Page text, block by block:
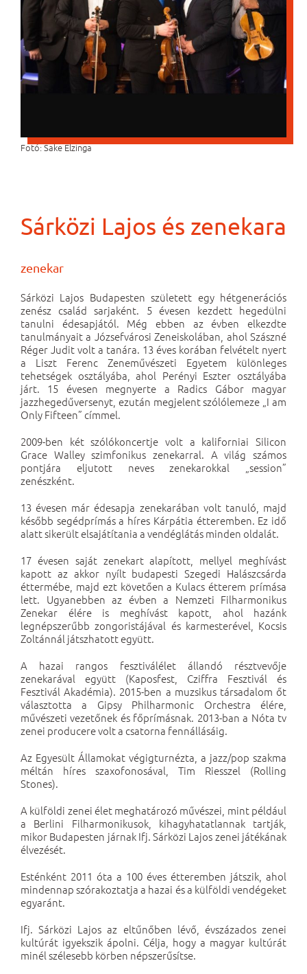
Fotó: Sake Elzinga
Sárközi Lajos és zenekara
zenekar
Sárközi Lajos Budapesten született egy hétgenerációs
zenész család sarjaként. 5 évesen kezdett hegedülni
tanulni édesapjától. Még ebben az évben elkezdte
tanulmányait a Józsefvárosi Zeneiskolában, ahol Szászné
Réger Judit volt a tanára. 13 éves korában felvételt nyert
a Liszt Ferenc Zeneművészeti Egyetem különleges
tehetségek osztályába, ahol Perényi Eszter osztályába
járt. 15 évesen megnyerte a Radics Gábor magyar
jazzhegedűversenyt, ezután megjelent szólólemeze „I am
Only Fifteen” címmel.
2009-ben két szólókoncertje volt a kaliforniai Silicon
Grace Walley szimfonikus zenekarral. A világ számos
pontjára eljutott neves zenekarokkal „session”
zenészként.
13 évesen már édesapja zenekarában volt tanuló, majd
később segédprímás a híres Kárpátia étteremben. Ez idő
alatt sikerült elsajátítania a vendéglátás minden oldalát.
17 évesen saját zenekart alapított, mellyel meghívást
kapott az akkor nyílt budapesti Szegedi Halászcsárda
éttermébe, majd ezt követően a Kulacs étterem prímása
lett. Ugyanebben az évben a Nemzeti Filharmonikus
Zenekar élére is meghívást kapott, ahol hazánk
legnépszerűbb zongoristájával és karmesterével, Kocsis
Zoltánnál játszhatott együtt.
A hazai rangos fesztiválélet állandó résztvevője
zenekarával együtt (Kaposfest, Cziffra Fesztivál és
Fesztivál Akadémia). 2015-ben a muzsikus társadalom őt
választotta a Gipsy Philharmonic Orchestra élére,
művészeti vezetőnek és főprímásnak. 2013-ban a Nóta tv
zenei producere volt a csatorna fennállásáig.
Az Egyesült Államokat végigturnézta, a jazz/pop szakma
méltán híres szaxofonosával, Tim Riesszel (Rolling
Stones).
A külföldi zenei élet meghatározó művészei, mint például
a Berlini Filharmonikusok, kihagyhatatlannak tartják,
mikor Budapesten járnak Ifj. Sárközi Lajos zenei játékának
élvezését.
Esténként 2011 óta a 100 éves étteremben játszik, ahol
mindennap szórakoztatja a hazai és a külföldi vendégeket
egyaránt.
Ifj. Sárközi Lajos az eltűnőben lévő, évszázados zenei
kultúrát igyekszik ápolni. Célja, hogy a magyar kultúrát
minél szélesebb körben népszerűsítse.